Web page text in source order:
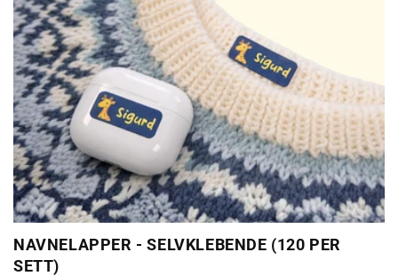
NAVNELAPPER - SELVKLEBENDE (120 PER
SETT)